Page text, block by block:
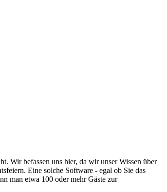
Wir befassen uns hier, da wir unser Wissen über
Eine solche Software - egal ob Sie das
man etwa 100 oder mehr Gäste zur